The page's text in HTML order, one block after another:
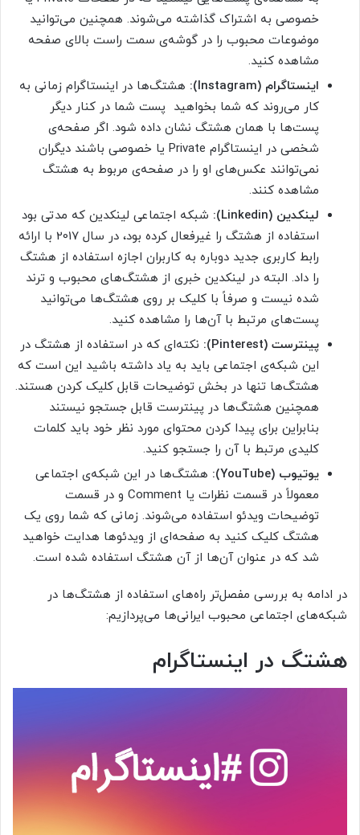
خصوصی به اشتراک گذاشته می‌شوند. همچنین می‌توانید
موضوعات محبوب را در گوشه‌ی سمت راست بالای صفحه
مشاهده کنید.
اینستاگرام (Instagram):
هشتگ‌ها در اینستاگرام زمانی به
کار می‌روند که شما بخواهید پست شما در کنار دیگر
پست‌ها با همان هشتگ نشان داده شود. اگر صفحه‌ی
شخصی در اینستاگرام Private یا خصوصی باشند دیگران
نمی‌توانند عکس‌های او را در صفحه‌ی مربوط به هشتگ
مشاهده کنند.
لینکدین (Linkedin):
شبکه اجتماعی لینکدین که مدتی بود
استفاده از هشتگ را غیرفعال کرده بود، در سال 2017 با ارائه
رابط کاربری جدید دوباره به کاربران اجازه استفاده از هشتگ
را داد. البته در لینکدین خبری از هشتگ‌های محبوب و ترند
شده نیست و صرفاً با کلیک بر روی هشتگ‌ها می‌توانید
پست‌های مرتبط با آن‌ها را مشاهده کنید.
پینترست (Pinterest):
نکته‌ای که در استفاده از هشتگ در
این شبکه‌ی اجتماعی باید به یاد داشته باشید این است که
هشتگ‌ها تنها در بخش توضیحات قابل کلیک کردن هستند.
همچنین هشتگ‌ها در پینترست قابل جستجو نیستند
بنابراین برای پیدا کردن محتوای مورد نظر خود باید کلمات
کلیدی مرتبط با آن را جستجو کنید.
یوتیوب (YouTube):
هشتگ‌ها در این شبکه‌ی اجتماعی
معمولاً در قسمت نظرات یا Comment و در قسمت
توضیحات ویدئو استفاده می‌شوند. زمانی که شما روی یک
هشتگ کلیک کنید به صفحه‌ای از ویدئوها هدایت خواهید
شد که در عنوان آن‌ها از آن هشتگ استفاده شده است.
در ادامه به بررسی مفصل‌تر راه‌های استفاده از هشتگ‌ها در
شبکه‌های اجتماعی محبوب ایرانی‌ها می‌پردازیم:
هشتگ در اینستاگرام